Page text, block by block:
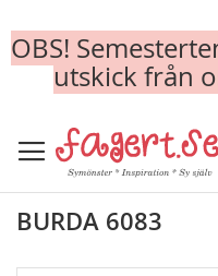
OBS!
utskick från
to
Content
BURDA 6083